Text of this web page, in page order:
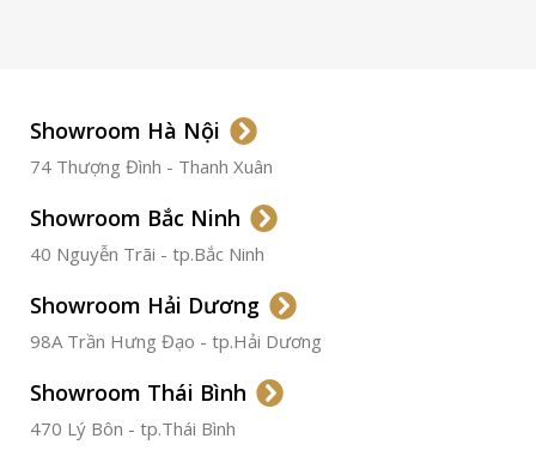
CHỐNG NƯỚC
Showroom Hà Nội
74 Thượng Đình - Thanh Xuân
Showroom Bắc Ninh
40 Nguyễn Trãi - tp.Bắc Ninh
Showroom Hải Dương
98A Trần Hưng Đạo - tp.Hải Dương
Showroom Thái Bình
470 Lý Bôn - tp.Thái Bình